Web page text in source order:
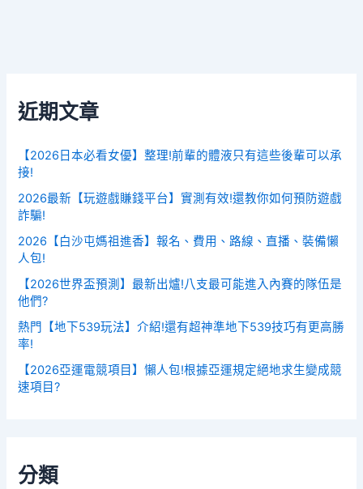
近期文章
【2026日本必看女優】整理!前輩的體液只有這些後輩可以承
接!
2026最新【玩遊戲賺錢平台】實測有效!還教你如何預防遊戲
詐騙!
2026【白沙屯媽祖進香】報名、費用、路線、直播、裝備懶
人包!
【2026世界盃預測】最新出爐!八支最可能進入內賽的隊伍是
他們?
熱門【地下539玩法】介紹!還有超神準地下539技巧有更高勝
率!
【2026亞運電競項目】懶人包!根據亞運規定絕地求生變成競
速項目?
分類